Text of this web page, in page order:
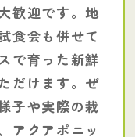
歓迎です。地
食会も併せて
で育った新鮮
だけます。ぜ
子や実際の栽
アクアポニッ